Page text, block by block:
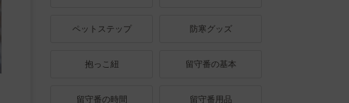
ペットステップ 防寒グッズ
抱っこ紐 留守番の基本
留守番の時間 留守番用品